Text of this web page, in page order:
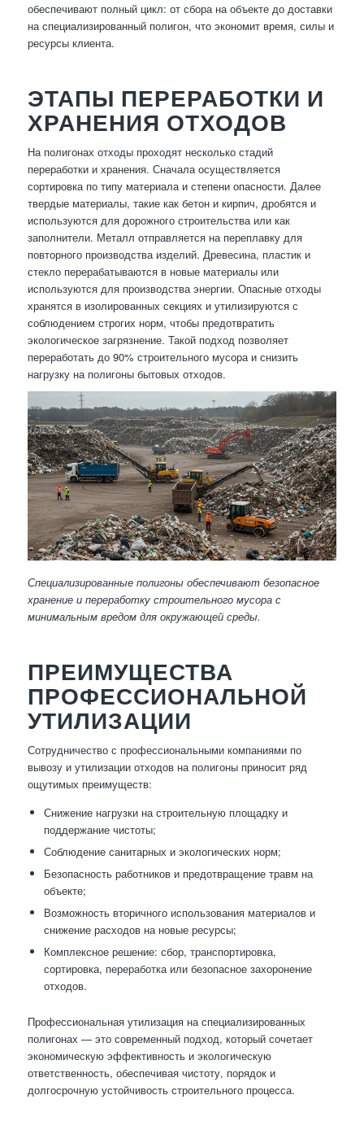
обеспечивают полный цикл: от сбора на объекте до доставки
на специализированный полигон, что экономит время, силы и
ресурсы клиента.
ЭТАПЫ ПЕРЕРАБОТКИ И
ХРАНЕНИЯ ОТХОДОВ
На полигонах отходы проходят несколько стадий
переработки и хранения. Сначала осуществляется
сортировка по типу материала и степени опасности. Далее
твердые материалы, такие как бетон и кирпич, дробятся и
используются для дорожного строительства или как
заполнители. Металл отправляется на переплавку для
повторного производства изделий. Древесина, пластик и
стекло перерабатываются в новые материалы или
используются для производства энергии. Опасные отходы
хранятся в изолированных секциях и утилизируются с
соблюдением строгих норм, чтобы предотвратить
экологическое загрязнение. Такой подход позволяет
переработать до 90% строительного мусора и снизить
нагрузку на полигоны бытовых отходов.
Специализированные полигоны обеспечивают безопасное
хранение и переработку строительного мусора с
минимальным вредом для окружающей среды.
ПРЕИМУЩЕСТВА
ПРОФЕССИОНАЛЬНОЙ
УТИЛИЗАЦИИ
Сотрудничество с профессиональными компаниями по
вывозу и утилизации отходов на полигоны приносит ряд
ощутимых преимуществ:
Снижение нагрузки на строительную площадку и
поддержание чистоты;
Соблюдение санитарных и экологических норм;
Безопасность работников и предотвращение травм на
объекте;
Возможность вторичного использования материалов и
снижение расходов на новые ресурсы;
Комплексное решение: сбор, транспортировка,
сортировка, переработка или безопасное захоронение
отходов.
Профессиональная утилизация на специализированных
полигонах — это современный подход, который сочетает
экономическую эффективность и экологическую
ответственность, обеспечивая чистоту, порядок и
долгосрочную устойчивость строительного процесса.